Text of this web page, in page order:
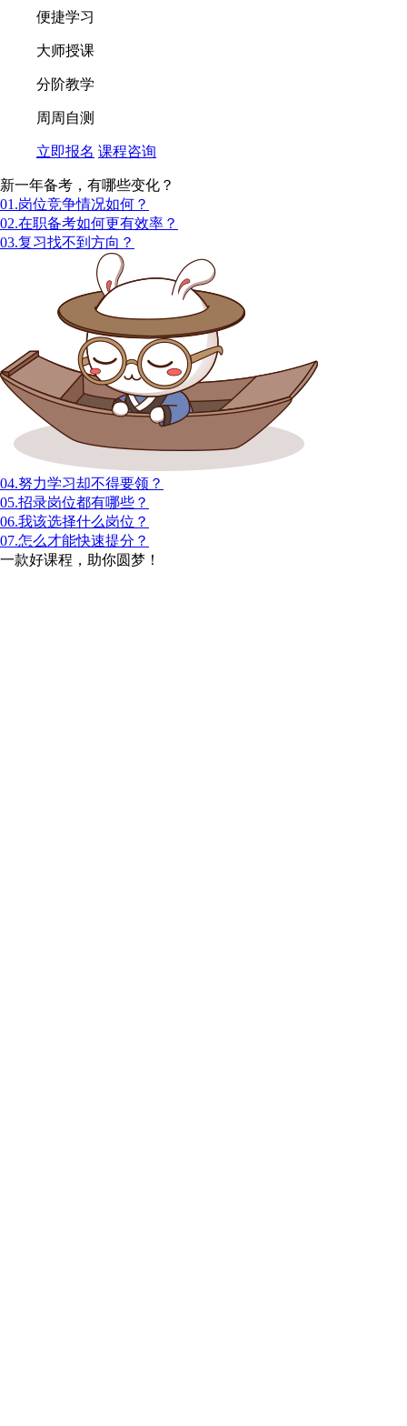
便捷学习
大师授课
分阶教学
周周自测
立即报名 课程咨询
新一年备考，有哪些变化？
01.岗位竞争情况如何？
02.在职备考如何更有效率？
03.复习找不到方向？
04.努力学习却不得要领？
05.招录岗位都有哪些？
06.我该选择什么岗位？
07.怎么才能快速提分？
一款好课程，助你圆梦！